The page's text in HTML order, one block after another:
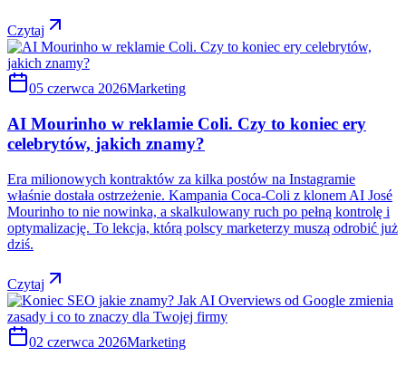
Czytaj
05 czerwca 2026Marketing
AI Mourinho w reklamie Coli. Czy to koniec ery
celebrytów, jakich znamy?
Era milionowych kontraktów za kilka postów na Instagramie
właśnie dostała ostrzeżenie. Kampania Coca-Coli z klonem AI José
Mourinho to nie nowinka, a skalkulowany ruch po pełną kontrolę i
optymalizację. To lekcja, którą polscy marketerzy muszą odrobić już
dziś.
Czytaj
02 czerwca 2026Marketing